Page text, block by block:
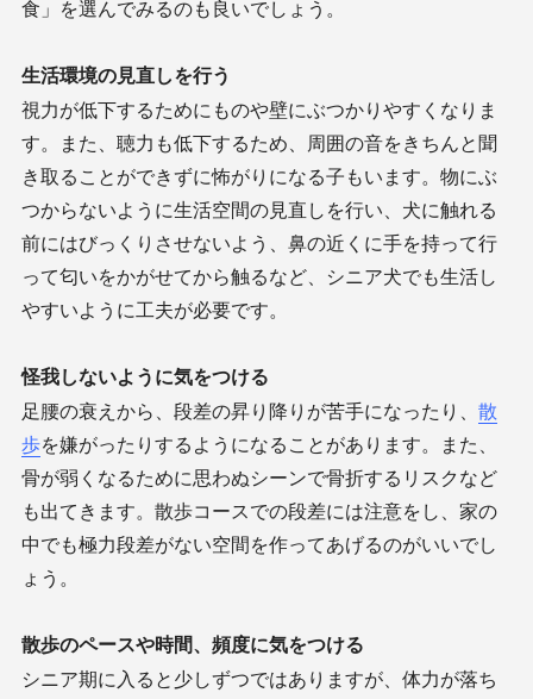
食」を選んでみるのも良いでしょう。
生活環境の見直しを行う
視力が低下するためにものや壁にぶつかりやすくなりま
す。また、聴力も低下するため、周囲の音をきちんと聞
き取ることができずに怖がりになる子もいます。物にぶ
つからないように生活空間の見直しを行い、犬に触れる
前にはびっくりさせないよう、鼻の近くに手を持って行
って匂いをかがせてから触るなど、シニア犬でも生活し
やすいように工夫が必要です。
怪我しないように気をつける
足腰の衰えから、段差の昇り降りが苦手になったり、 散
歩を嫌がったりするようになることがあります。また、
骨が弱くなるために思わぬシーンで骨折するリスクなど
も出てきます。散歩コースでの段差には注意をし、家の
中でも極力段差がない空間を作ってあげるのがいいでし
ょう。
散歩のペースや時間、頻度に気をつける
シニア期に入ると少しずつではありますが、体力が落ち